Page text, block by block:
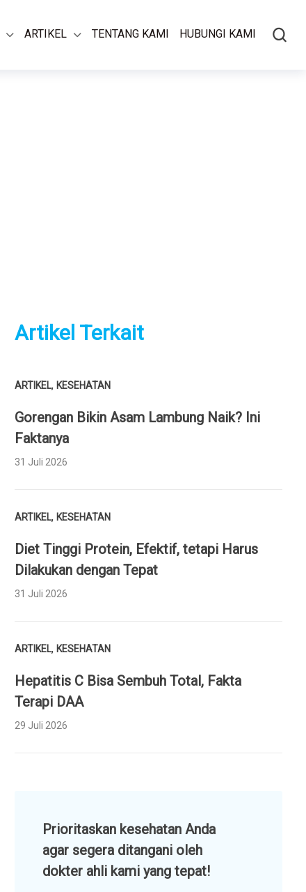
ARTIKEL TENTANG KAMI HUBUNGI KAMI
Artikel Terkait
ARTIKEL, KESEHATAN
Gorengan Bikin Asam Lambung Naik? Ini
Faktanya
31 Juli 2026
ARTIKEL, KESEHATAN
Diet Tinggi Protein, Efektif, tetapi Harus
Dilakukan dengan Tepat
31 Juli 2026
ARTIKEL, KESEHATAN
Hepatitis C Bisa Sembuh Total, Fakta
Terapi DAA
29 Juli 2026
Prioritaskan kesehatan Anda
agar segera ditangani oleh
dokter ahli kami yang tepat!